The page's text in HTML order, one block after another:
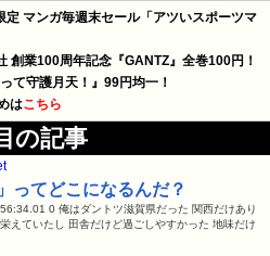
定 マンガ毎週末セール「アツいスポーツマ
創業100周年記念『GANTZ』全巻100円！
て守護月天！』99円均一！
はこちら
の記事
ってどこになるんだ？
0 俺はダントツ滋賀県だった 関西だけあり
えていたし 田舎だけど過ごしやすかった 地味だけ